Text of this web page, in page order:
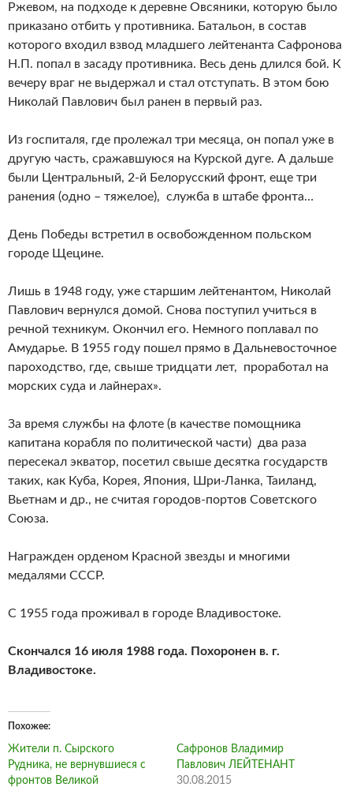
Ржевом, на подходе к деревне Овсяники, которую было
приказано отбить у противника. Батальон, в состав
которого входил взвод младшего лейтенанта Сафронова
Н.П. попал в засаду противника. Весь день длился бой. К
вечеру враг не выдержал и стал отступать. В этом бою
Николай Павлович был ранен в первый раз.
Из госпиталя, где пролежал три месяца, он попал уже в
другую часть, сражавшуюся на Курской дуге. А дальше
были Центральный, 2-й Белорусский фронт, еще три
ранения (одно – тяжелое), служба в штабе фронта…
День Победы встретил в освобожденном польском
городе Щецине.
Лишь в 1948 году, уже старшим лейтенантом, Николай
Павлович вернулся домой. Снова поступил учиться в
речной техникум. Окончил его. Немного поплавал по
Амударье. В 1955 году пошел прямо в Дальневосточное
пароходство, где, свыше тридцати лет, проработал на
морских суда и лайнерах».
За время службы на флоте (в качестве помощника
капитана корабля по политической части) два раза
пересекал экватор, посетил свыше десятка государств
таких, как Куба, Корея, Япония, Шри-Ланка, Таиланд,
Вьетнам и др., не считая городов-портов Советского
Союза.
Награжден орденом Красной звезды и многими
медалями СССР.
С 1955 года проживал в городе Владивостоке.
Скончался 16 июля 1988 года. Похоронен в. г.
Владивостоке.
Похожее
Жители п. Сырского
Рудника, не вернувшиеся с
фронтов Великой
Сафронов Владимир
Павлович ЛЕЙТЕНАНТ
30.08.2015